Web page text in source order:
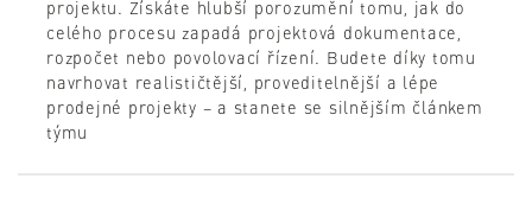
projektu. Získáte hlubší porozumění tomu, jak do
celého procesu zapadá projektová dokumentace,
rozpočet nebo povolovací řízení. Budete díky tomu
navrhovat realističtější, proveditelnější a lépe
prodejné projekty – a stanete se silnějším článkem
týmu